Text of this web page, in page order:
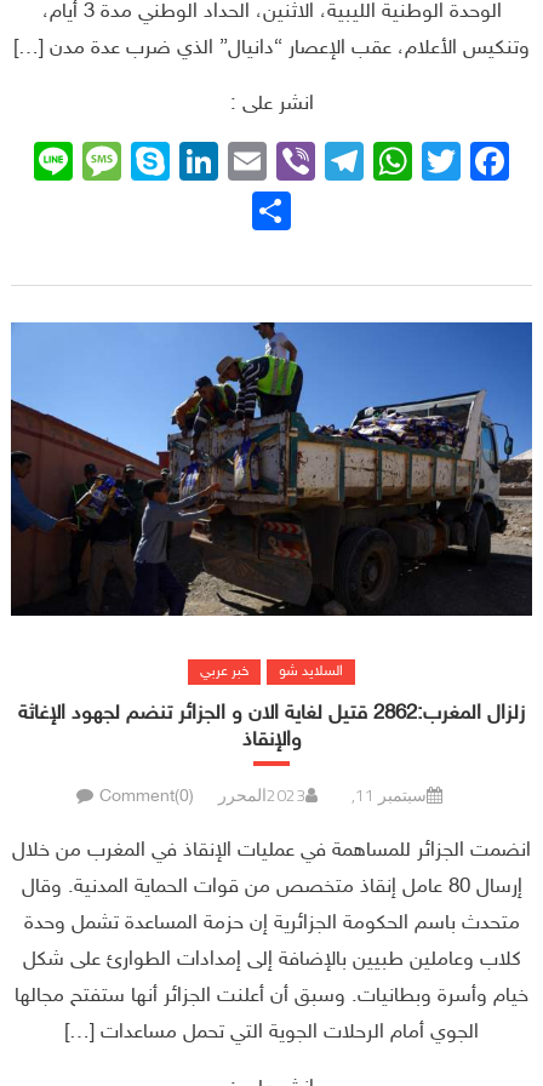
الوحدة الوطنية الليبية، الاثنين، الحداد الوطني مدة 3 أيام،
وتنكيس الأعلام، عقب الإعصار “دانيال” الذي ضرب عدة مدن […]
انشر على :
Facebook
Twitter
WhatsApp
Telegram
Viber
Email
LinkedIn
Skype
السلايد شو خبر عربي
زلزال المغرب:2862 قتيل لغاية الان و الجزائر تنضم لجهود الإغاثة
والإنقاذ
سبتمبر 11, 2023 المحرر Comment(0)
انضمت الجزائر للمساهمة في عمليات الإنقاذ في المغرب من خلال
إرسال 80 عامل إنقاذ متخصص من قوات الحماية المدنية. وقال
متحدث باسم الحكومة الجزائرية إن حزمة المساعدة تشمل وحدة
كلاب وعاملين طبيين بالإضافة إلى إمدادات الطوارئ على شكل
خيام وأسرة وبطانيات. وسبق أن أعلنت الجزائر أنها ستفتح مجالها
الجوي أمام الرحلات الجوية التي تحمل مساعدات […]